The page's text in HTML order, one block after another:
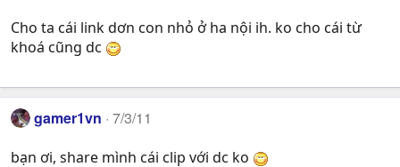
Cho ta cái link dơn con nhỏ ở ha nội ih. ko cho cái từ
khoá cũng dc
gamer1vn 7/3/11
bạn ơi, share mình cái clip với dc ko